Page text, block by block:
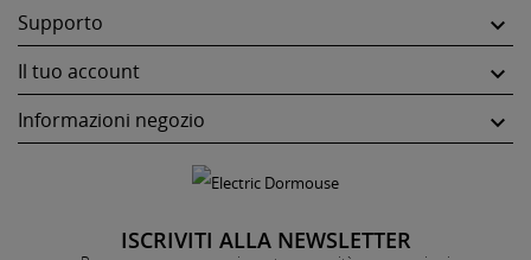
Supporto 
Il tuo account 
Informazioni negozio 
ISCRIVITI ALLA NEWSLETTER